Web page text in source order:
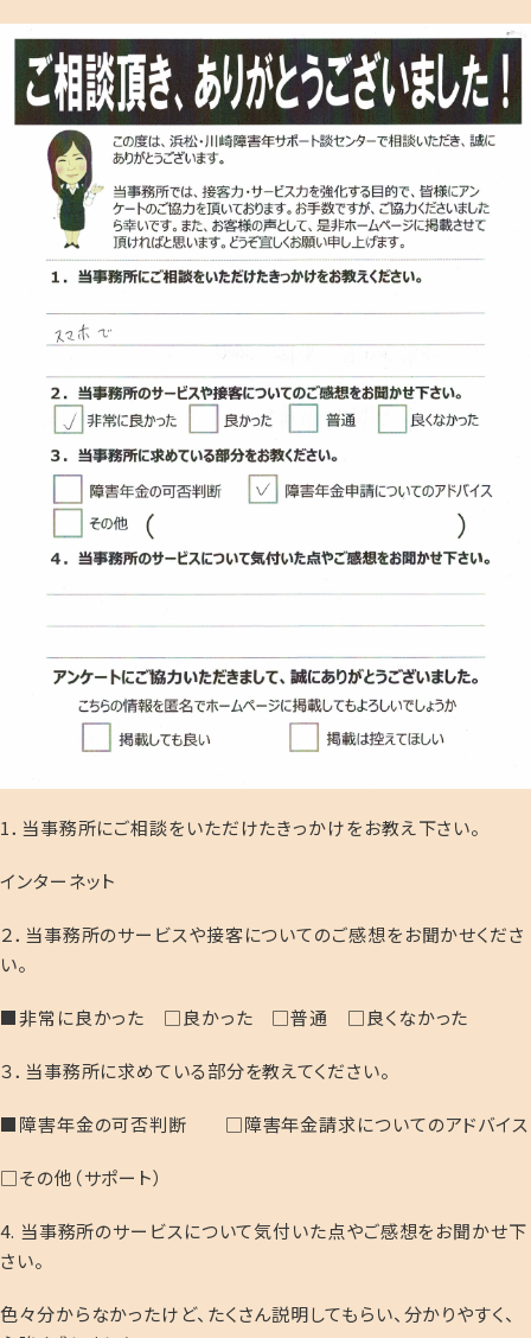
1．当事務所にご相談をいただけたきっかけをお教え下さい。
インターネット
２．当事務所のサービスや接客についてのご感想をお聞かせくださ
い。
■非常に良かった □良かった □普通 □良くなかった
３．当事務所に求めている部分を教えてください。
■障害年金の可否判断 □障害年金請求についてのアドバイス
□その他（サポート）
4. 当事務所のサービスについて気付いた点やご感想をお聞かせ下
さい。
色々分からなかったけど、たくさん説明してもらい、分かりやすく、